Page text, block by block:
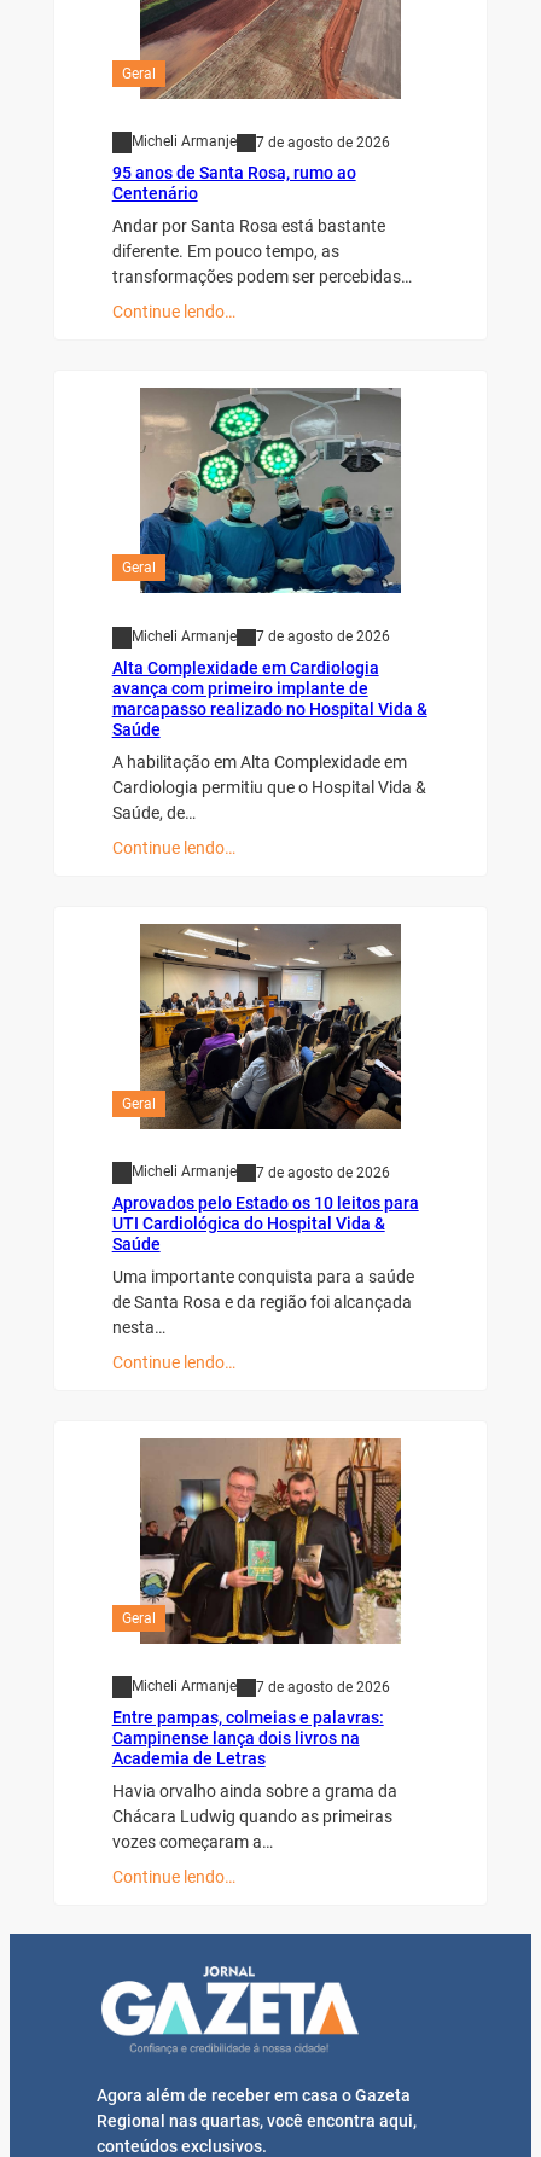
Geral
Micheli Armanje 7 de agosto de 2026
95 anos de Santa Rosa, rumo ao
Centenário
Andar por Santa Rosa está bastante
diferente. Em pouco tempo, as
transformações podem ser percebidas…
Continue lendo…
Geral
Micheli Armanje 7 de agosto de 2026
Alta Complexidade em Cardiologia
avança com primeiro implante de
marcapasso realizado no Hospital Vida &
Saúde
A habilitação em Alta Complexidade em
Cardiologia permitiu que o Hospital Vida &
Saúde, de…
Continue lendo…
Geral
Micheli Armanje 7 de agosto de 2026
Aprovados pelo Estado os 10 leitos para
UTI Cardiológica do Hospital Vida &
Saúde
Uma importante conquista para a saúde
de Santa Rosa e da região foi alcançada
nesta…
Continue lendo…
Geral
Micheli Armanje 7 de agosto de 2026
Entre pampas, colmeias e palavras:
Campinense lança dois livros na
Academia de Letras
Havia orvalho ainda sobre a grama da
Chácara Ludwig quando as primeiras
vozes começaram a…
Continue lendo…
Agora além de receber em casa o Gazeta
Regional nas quartas, você encontra aqui,
conteúdos exclusivos.